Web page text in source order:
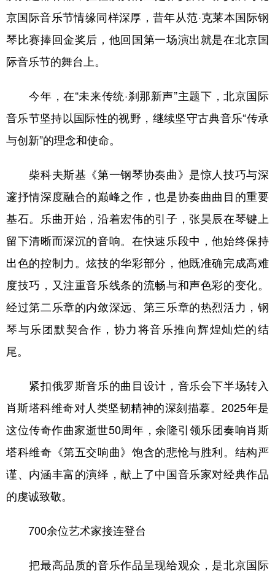
京国际音乐节情缘同样深厚，昔年从范·克莱本国际钢
琴比赛捧回金奖后，他回国第一场演出就是在北京国
际音乐节的舞台上。
今年，在“未来传统·刹那新声”主题下，北京国际
音乐节坚持以国际性的视野，继续坚守古典音乐“传承
与创新”的理念和使命。
柴科夫斯基《第一钢琴协奏曲》是惊人技巧与深
邃抒情深度融合的巅峰之作，也是协奏曲曲目的重要
基石。乐曲开始，沿着宏伟的引子，张昊辰在琴键上
留下清晰而深沉的音响。在快速乐段中，他始终保持
出色的控制力。炫技的华彩部分，他既准确完成高难
度技巧，又注重音乐线条的流畅与和声色彩的变化。
经过第二乐章的内敛深远、第三乐章的热烈活力，钢
琴与乐团默契合作，协力将音乐推向辉煌灿烂的结
尾。
紧扣俄罗斯音乐的曲目设计，音乐会下半场转入
肖斯塔科维奇对人类坚韧精神的深刻描摹。2025年是
这位传奇作曲家逝世50周年，余隆引领乐团奏响肖斯
塔科维奇《第五交响曲》饱含的悲怆与胜利。结构严
谨、内涵丰富的演绎，献上了中国音乐家对经典作品
的虔诚致敬。
700余位艺术家接连登台
把最高品质的音乐作品呈现给观众，是北京国际